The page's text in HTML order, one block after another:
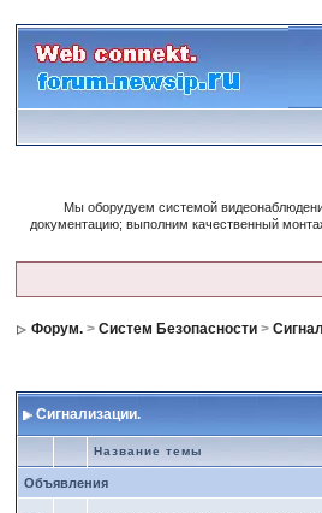
Мы оборудуем системой
документацию; выполним качественный
Форум. >Систем Безопасности >
Сигнализации.
Название темы
Объявления